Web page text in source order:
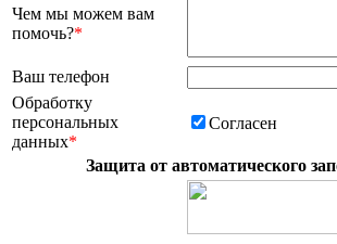
Чем мы можем вам
помочь?*
Ваш телефон
Обработку
персональных
данных*
Согласен
Защита от автоматического